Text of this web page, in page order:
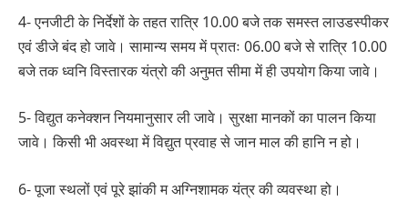
4- एनजीटी के निर्देशों के तहत रात्रि 10.00 बजे तक समस्त लाउडस्पीकर
एवं डीजे बंद हो जावे। सामान्य समय में प्रातः 06.00 बजे से रात्रि 10.00
बजे तक ध्वनि विस्तारक यंत्रो की अनुमत सीमा में ही उपयोग किया जावे।
5- विद्युत कनेक्शन नियमानुसार ली जावे। सुरक्षा मानकों का पालन किया
जावे। किसी भी अवस्था में विद्युत प्रवाह से जान माल की हानि न हो।
6- पूजा स्थलों एवं पूरे झांकी म अग्निशामक यंत्र की व्यवस्था हो।